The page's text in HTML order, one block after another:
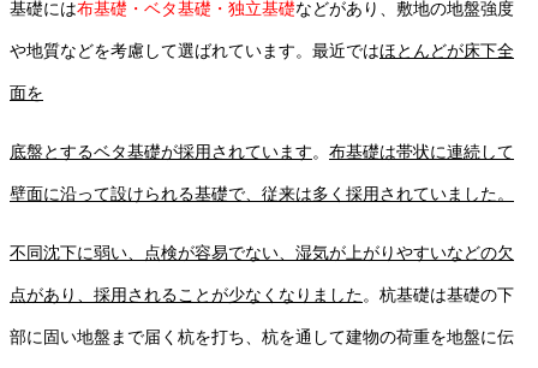
基礎には布基礎・ベタ基礎・独立基礎などがあり、敷地の地盤強度
や地質などを考慮して選ばれています。最近ではほとんどが床下全
面を
底盤とするベタ基礎が採用されています。 布基礎は帯状に連続して
壁面に沿って設けられる基礎で、従来は多く採用されていました。
不同沈下に弱い、点検が容易でない、湿気が上がりやすいなどの欠
点があり、採用されることが少なくなりました。杭基礎は基礎の下
部に固い地盤まで届く杭を打ち、杭を通して建物の荷重を地盤に伝